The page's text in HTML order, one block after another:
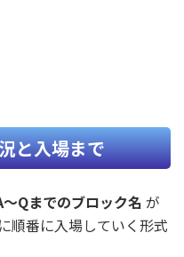
と入場まで
〜Qまでのブロック名 が
順番に入場していく形式